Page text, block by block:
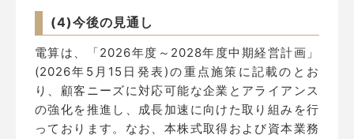
(4)今後の見通し
電算は、「2026年度～2028年度中期経営計画」
(2026年5月15日発表)の重点施策に記載のとお
り、顧客ニーズに対応可能な企業とアライアンス
の強化を推進し、成長加速に向けた取り組みを行
っております。なお、本株式取得および資本業務